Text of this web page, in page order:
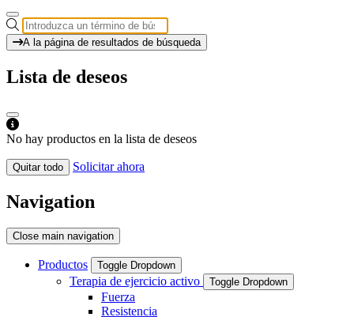
A la página de resultados de búsqueda
Lista de deseos
No hay productos en la lista de deseos
Quitar todo Solicitar ahora
Navigation
Close main navigation
Productos Toggle Dropdown
Terapia de ejercicio activo Toggle Dropdown
Fuerza
Resistencia